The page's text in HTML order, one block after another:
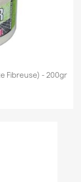
Fibreuse) - 200gr